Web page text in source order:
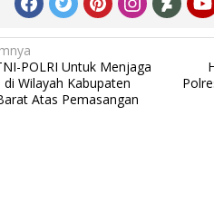
POLRI Untuk Menjaga
Wilayah Kabupaten
Atas Pemasangan